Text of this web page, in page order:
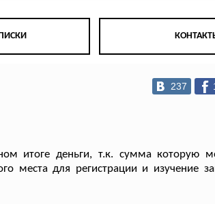
237
итоге деньги, т.к. сумма которую
места для регистрации и изучение